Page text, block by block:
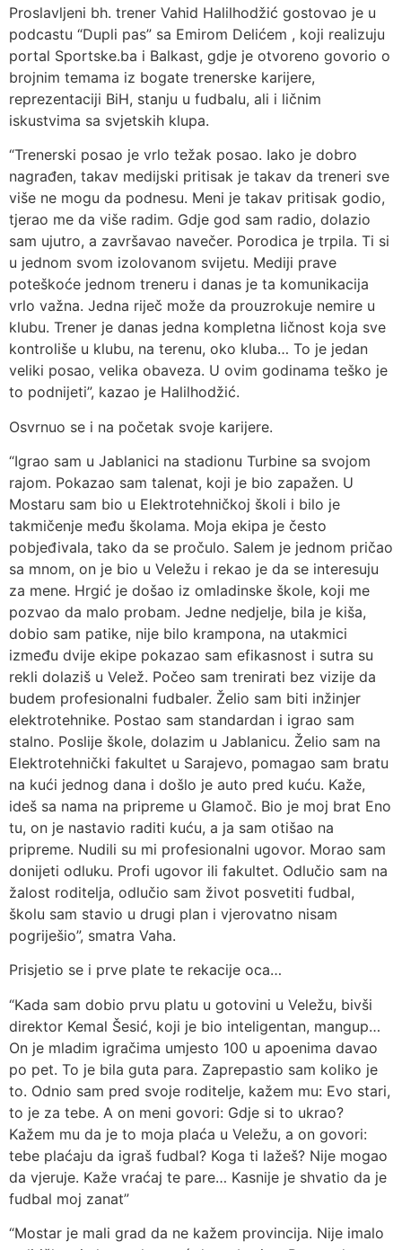
Proslavljeni bh. trener Vahid Halilhodžić gostovao je u
podcastu “Dupli pas” sa Emirom Delićem , koji realizuju
portal Sportske.ba i Balkast, gdje je otvoreno govorio o
brojnim temama iz bogate trenerske karijere,
reprezentaciji BiH, stanju u fudbalu, ali i ličnim
iskustvima sa svjetskih klupa.
“Trenerski posao je vrlo težak posao. Iako je dobro
nagrađen, takav medijski pritisak je takav da treneri sve
više ne mogu da podnesu. Meni je takav pritisak godio,
tjerao me da više radim. Gdje god sam radio, dolazio
sam ujutro, a završavao navečer. Porodica je trpila. Ti si
u jednom svom izolovanom svijetu. Mediji prave
poteškoće jednom treneru i danas je ta komunikacija
vrlo važna. Jedna riječ može da prouzrokuje nemire u
klubu. Trener je danas jedna kompletna ličnost koja sve
kontroliše u klubu, na terenu, oko kluba… To je jedan
veliki posao, velika obaveza. U ovim godinama teško je
to podnijeti”, kazao je Halilhodžić.
Osvrnuo se i na početak svoje karijere.
“Igrao sam u Jablanici na stadionu Turbine sa svojom
rajom. Pokazao sam talenat, koji je bio zapažen. U
Mostaru sam bio u Elektrotehničkoj školi i bilo je
takmičenje među školama. Moja ekipa je često
pobjeđivala, tako da se pročulo. Salem je jednom pričao
sa mnom, on je bio u Veležu i rekao je da se interesuju
za mene. Hrgić je došao iz omladinske škole, koji me
pozvao da malo probam. Jedne nedjelje, bila je kiša,
dobio sam patike, nije bilo krampona, na utakmici
između dvije ekipe pokazao sam efikasnost i sutra su
rekli dolaziš u Velež. Počeo sam trenirati bez vizije da
budem profesionalni fudbaler. Želio sam biti inžinjer
elektrotehnike. Postao sam standardan i igrao sam
stalno. Poslije škole, dolazim u Jablanicu. Želio sam na
Elektrotehnički fakultet u Sarajevo, pomagao sam bratu
na kući jednog dana i došlo je auto pred kuću. Kaže,
ideš sa nama na pripreme u Glamoč. Bio je moj brat Eno
tu, on je nastavio raditi kuću, a ja sam otišao na
pripreme. Nudili su mi profesionalni ugovor. Morao sam
donijeti odluku. Profi ugovor ili fakultet. Odlučio sam na
žalost roditelja, odlučio sam život posvetiti fudbal,
školu sam stavio u drugi plan i vjerovatno nisam
pogriješio”, smatra Vaha.
Prisjetio se i prve plate te rekacije oca…
“Kada sam dobio prvu platu u gotovini u Veležu, bivši
direktor Kemal Šesić, koji je bio inteligentan, mangup…
On je mladim igračima umjesto 100 u apoenima davao
po pet. To je bila guta para. Zaprepastio sam koliko je
to. Odnio sam pred svoje roditelje, kažem mu: Evo stari,
to je za tebe. A on meni govori: Gdje si to ukrao?
Kažem mu da je to moja plaća u Veležu, a on govori:
tebe plaćaju da igraš fudbal? Koga ti lažeš? Nije mogao
da vjeruje. Kaže vraćaj te pare… Kasnije je shvatio da je
fudbal moj zanat”
“Mostar je mali grad da ne kažem provincija. Nije imalo